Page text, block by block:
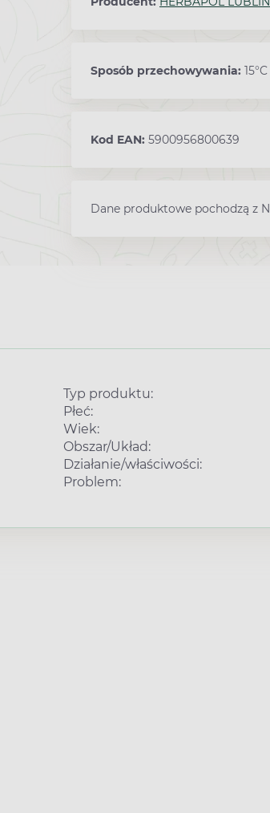
Sposób przechowywania:
Kod EAN: 5900956800639
Dane produktowe pochodzą z
Typ produktu:
Płeć:
Wiek:
Obszar/Układ:
Działanie/właściwości:
Problem: